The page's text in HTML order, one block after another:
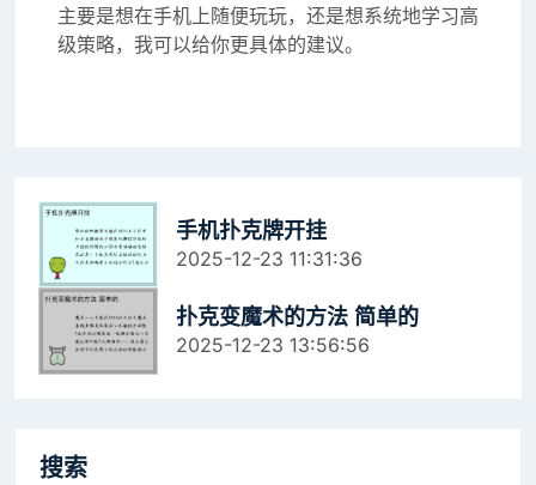
主要是想在手机上随便玩玩，还是想系统地学习高
级策略，我可以给你更具体的建议。
手机扑克牌开挂
2025-12-23 11:31:36
扑克变魔术的方法 简单的
2025-12-23 13:56:56
搜索